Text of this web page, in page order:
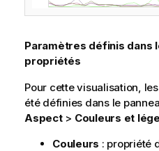
Paramètres définis dans
propriétés
Pour cette visualisation,
été définies dans le
Aspect> Couleurs et
Couleurs : propriété